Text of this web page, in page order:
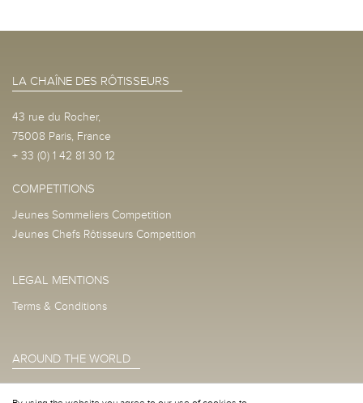
LA CHAÎNE DES RÔTISSEURS
43 rue du Rocher,
75008 Paris, France
+ 33 (0) 1 42 81 30 12
COMPETITIONS
Jeunes Sommeliers Competition
Jeunes Chefs Rôtisseurs Competition
LEGAL MENTIONS
Terms & Conditions
AROUND THE WORLD
SHOW